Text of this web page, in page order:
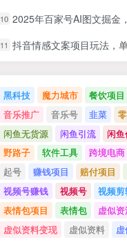
10 2025年百家号AI图文掘金，手机操作单号月入4-5位
11 抖音情感文案项目玩法，单月涨粉
黑科技 魔力城市 餐饮项目
音乐推广
音乐号 韭菜
闲鱼无货源
闲鱼引流 闲
野路子
软件工具 跨境电商
起号
赚钱项目 赔付项目
视频号赚钱
视频号
视频
表情包项目
表情包
虚似
虚似资料变现
虚似资料